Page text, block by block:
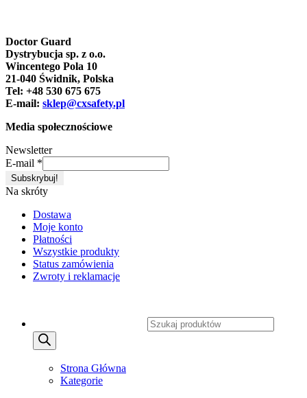
Doctor Guard
Dystrybucja sp. z o.o.
Wincentego Pola 10
21-040 Świdnik, Polska
Tel: +48 530 675 675
E-mail: sklep@cxsafety.pl
Media społecznościowe
Newsletter
E-mail *
Na skróty
Dostawa
Moje konto
Płatności
Wszystkie produkty
Status zamówienia
Zwroty i reklamacje
Strona Główna
Kategorie